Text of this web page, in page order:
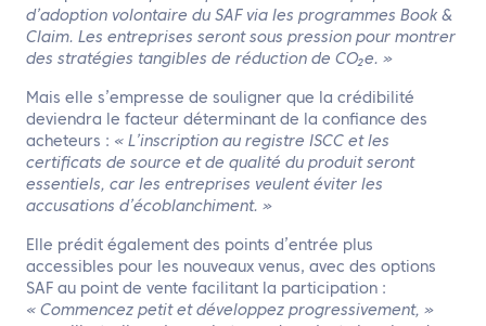
d’adoption volontaire du SAF via les programmes Book &
Claim. Les entreprises seront sous pression pour montrer
des stratégies tangibles de réduction de CO₂e. »
Mais elle s’empresse de souligner que la crédibilité
deviendra le facteur déterminant de la confiance des
acheteurs : « L’inscription au registre ISCC et les
certificats de source et de qualité du produit seront
essentiels, car les entreprises veulent éviter les
accusations d’écoblanchiment. »
Elle prédit également des points d’entrée plus
accessibles pour les nouveaux venus, avec des options
SAF au point de vente facilitant la participation :
« Commencez petit et développez progressivement, »